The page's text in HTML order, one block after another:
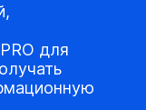
для